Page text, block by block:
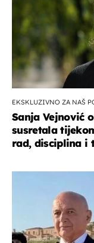
EKSKLUZIVNO ZA NAŠ
Sanja Vejnović
susretala
rad, disciplina i